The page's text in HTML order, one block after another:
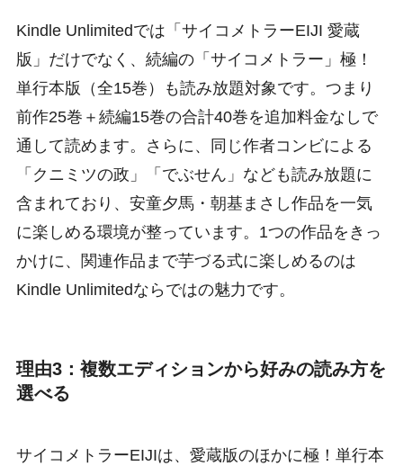
Kindle Unlimitedでは「サイコメトラーEIJI 愛蔵
版」だけでなく、続編の「サイコメトラー」極！
単行本版（全15巻）も読み放題対象です。つまり
前作25巻＋続編15巻の合計40巻を追加料金なしで
通して読めます。さらに、同じ作者コンビによる
「クニミツの政」「でぶせん」なども読み放題に
含まれており、安童夕馬・朝基まさし作品を一気
に楽しめる環境が整っています。1つの作品をきっ
かけに、関連作品まで芋づる式に楽しめるのは
Kindle Unlimitedならではの魅力です。
理由3：複数エディションから好みの読み方を
選べる
サイコメトラーEIJIは、愛蔵版のほかに極！単行本